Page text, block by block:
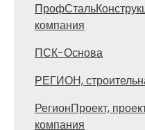
компания
ПСК-Основа
РЕГИОН,
РегионПроект,
компания